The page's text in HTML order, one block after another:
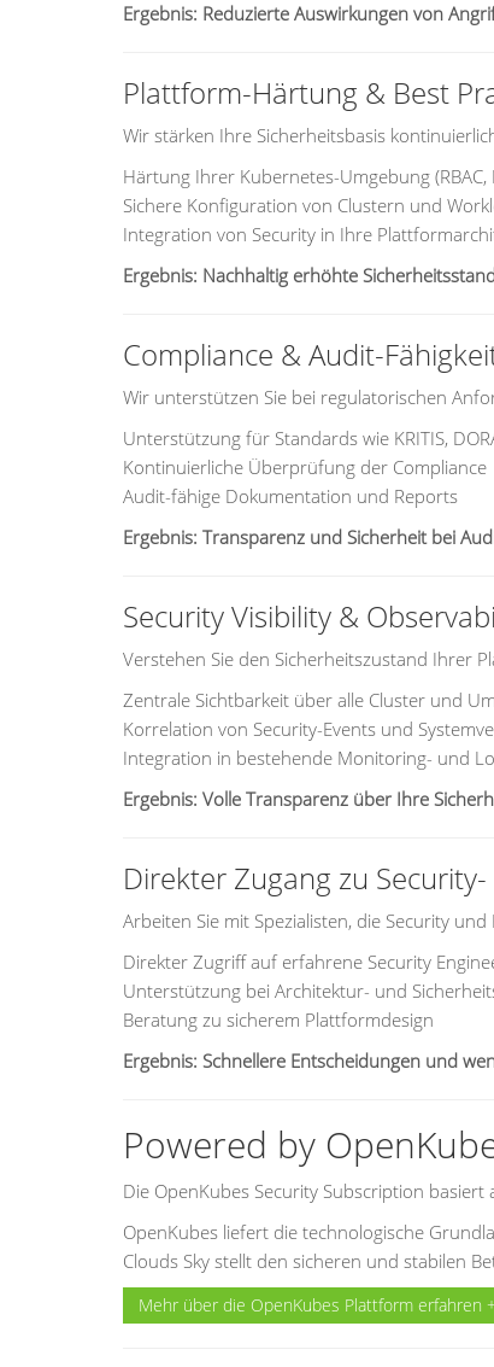
Ergebnis: Reduzierte Auswirkungen von
Plattform-Härtung & Best
Wir stärken Ihre Sicherheitsbasis
Härtung Ihrer Kubernetes-Umgebung
Sichere Konfiguration von Clustern und
Integration von Security in Ihre
Ergebnis: Nachhaltig erhöhte
Compliance & Audit-
Wir unterstützen Sie bei regulatorischen
Unterstützung für Standards wie KRITIS,
Kontinuierliche Überprüfung der Compliance
Audit-fähige Dokumentation und Reports
Ergebnis: Transparenz und Sicherheit bei
Security Visibility &
Verstehen Sie den Sicherheitszustand Ihrer
Zentrale Sichtbarkeit über alle Cluster und
Korrelation von Security-Events und
Integration in bestehende Monitoring- und
Ergebnis: Volle Transparenz über Ihre
Direkter Zugang zu
Arbeiten Sie mit Spezialisten, die Security
Direkter Zugriff auf erfahrene Security
Unterstützung bei Architektur- und
Beratung zu sicherem Plattformdesign
Ergebnis: Schnellere Entscheidungen und
Powered by
Die OpenKubes Security Subscription basiert
OpenKubes liefert die technologische
Clouds Sky stellt den sicheren und stabilen
Mehr über die OpenKubes Plattform erfahren